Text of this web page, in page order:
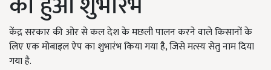
केंद्र सरकार की ओर से कल देश के मछली पालन करने वाले किसानों के
लिए एक मोबाइल ऐप का शुभारंभ किया गया है, जिसे मत्स्य सेतु नाम दिया
गया है.